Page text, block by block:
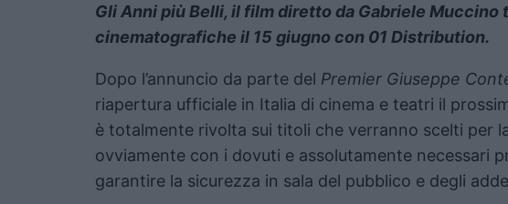
Gli Anni più Belli, il film diretto da Gabriele Muccino
cinematografiche il 15 giugno con 01 Distribution.
Dopo l’annuncio da parte del Premier Giuseppe
riapertura ufficiale in Italia di cinema e teatri il
è totalmente rivolta sui titoli che verranno scelti per
ovviamente con i dovuti e assolutamente necessari
garantire la sicurezza in sala del pubblico e degli